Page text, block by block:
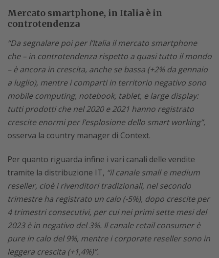
Mercato smartphone, in Italia è in
controtendenza
“Da segnalare poi per l’Italia il mercato smartphone
che – in controtendenza rispetto a quasi tutto il mondo
– è ancora in crescita, anche se bassa (+2% da gennaio
a luglio), mentre i comparti in territorio negativo sono
mobile computing, notebook, tablet, e large display:
tutti prodotti che nel 2020 e 2021 hanno registrato
crescite enormi per l’esplosione dello smart working”,
osserva la country manager di Context.
Per quanto riguarda infine i vari canali delle vendite
tramite la distribuzione IT, “il canale small e medium
reseller, cioè i rivenditori tradizionali, nel secondo
trimestre ha registrato un calo (-5%), dopo crescite per
4 trimestri consecutivi, per cui nei primi sette mesi del
2023 è in negativo del 3%. Il canale retail consumer è
pure in calo del 9%, mentre i corporate reseller sono in
leggera crescita (+1,4%)”.